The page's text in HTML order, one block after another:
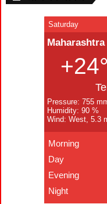
Saturday
Maharashtra
+24°
Pressure: 755
Humidity: 90 %
Wind: West, 5.3
Morning
Day
Evening
Night